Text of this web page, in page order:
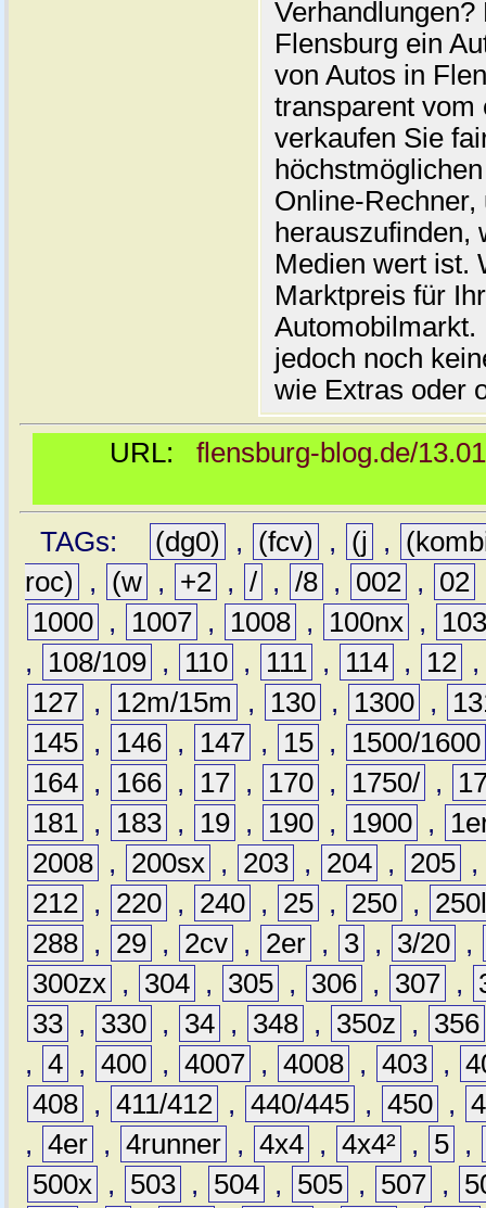
Flensburg ein
von Autos in
transparent vom
verkaufen Sie
Online-
herauszufinden,
Medien wert ist.
Marktpreis für
jedoch noch
wie Extras oder
URL: flensburg-blog.de/
TAGs: (dg0) , (fcv) , (j ,
roc)
, (w , +2 , / , /8 , 002 , 02
1000 , 1007 , 1008 , 100nx ,
,
108/109 , 110 , 111 , 114 , 12
127 , 12m/15m , 130 , 1300 ,
145 , 146 , 147 , 15 ,
1500/1600
164 , 166 , 17 , 170 , 1750/ ,
181 , 183 , 19 , 190 , 1900 ,
2008 , 200sx , 203 , 204 , 205 ,
212 , 220 , 240 , 25 , 250 ,
288 , 29 , 2cv , 2er , 3 , 3/20 ,
300zx , 304 , 305 , 306 , 307 ,
33 , 330 , 34 , 348 , 350z ,
356
, 4 , 400 , 4007 , 4008 , 403 ,
408 , 411/412 , 440/445 , 450 ,
, 4er , 4runner , 4x4 , 4x4² , 5 ,
500x , 503 , 504 , 505 , 507 ,